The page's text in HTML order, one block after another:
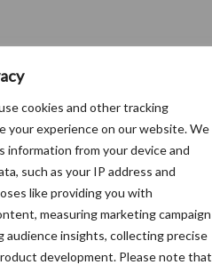
cookies and other tracking
your experience on our website. We
information from your device and
such as your IP address and
like providing you with
measuring marketing campaign
audience insights, collecting precise
development. Please note that